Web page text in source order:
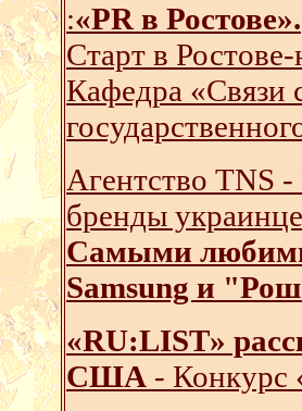
:«PR в Ростове».
Старт в
Кафедра «Связи
Агентство TNS
бренды
Самыми
Samsung и
«RU:LIST»
США - Конкурс